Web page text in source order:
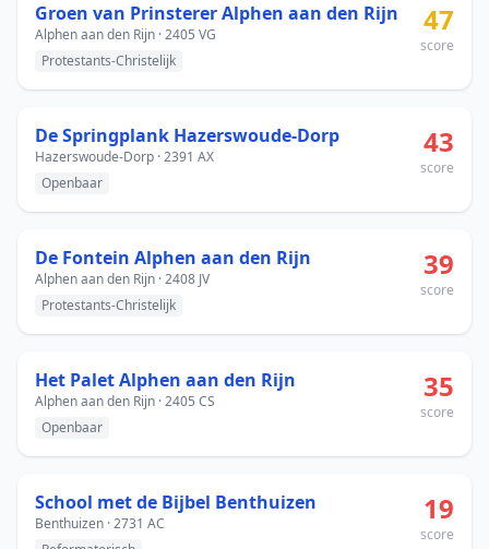
Groen van Prinsterer Alphen aan den Rijn
Alphen aan den Rijn · 2405 VG
Protestants-Christelijk
47
score
De Springplank Hazerswoude-Dorp
Hazerswoude-Dorp · 2391 AX
Openbaar
43
score
De Fontein Alphen aan den Rijn
Alphen aan den Rijn · 2408 JV
Protestants-Christelijk
39
score
Het Palet Alphen aan den Rijn
Alphen aan den Rijn · 2405 CS
Openbaar
35
score
School met de Bijbel Benthuizen
Benthuizen · 2731 AC
19
score